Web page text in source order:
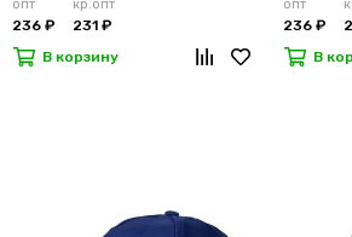
опт
236 ₽
кр.опт
231 ₽
В корзину
опт
236 ₽
В